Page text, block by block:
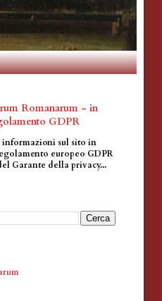
Romanarum - in
GDPR
informazioni sul sito in
europeo GDPR
Garante della privacy...